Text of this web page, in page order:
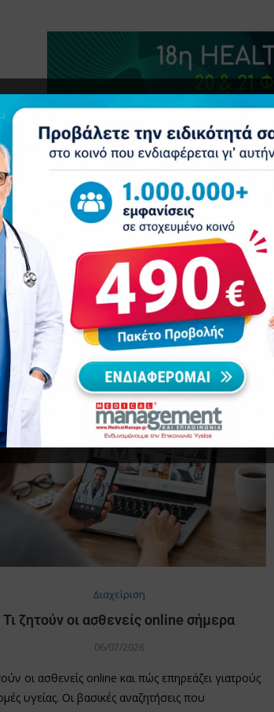
Δελτία Τύπου Προβολή Ιατρού Συνέδρια
Διαχείριση
Τι ζητούν οι ασθενείς online σήμερα
06/07/2026
οι ασθενείς online και πώς επηρεάζει γιατρούς
υγείας. Οι βασικές αναζητήσεις που